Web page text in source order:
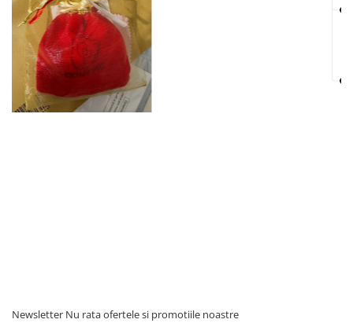
Newsletter Nu rata ofertele si promotiile noastre